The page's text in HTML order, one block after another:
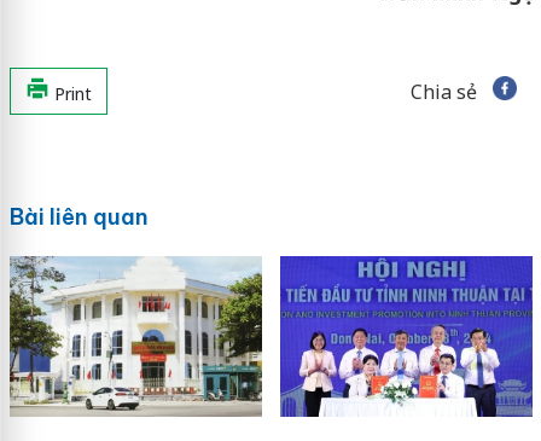
Print Chia sẻ
Bài liên quan